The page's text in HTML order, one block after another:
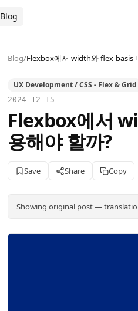
Blog
Blog/Flexbox에서 width와 flex-basis
UX Development / CSS - Flex & Grid
2024-12-15
Flexbox에서
용해야 할까?
Save Share Copy
Showing original post —